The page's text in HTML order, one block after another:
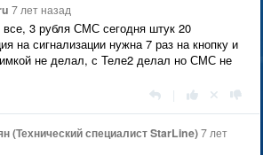
7 лет назад
все, 3 рубля СМС сегодня штук 20
на сигнализации нужна 7 раз на кнопку и
не делал, с Теле2 делал но СМС не
(Технический специалист StarLine)7 лет